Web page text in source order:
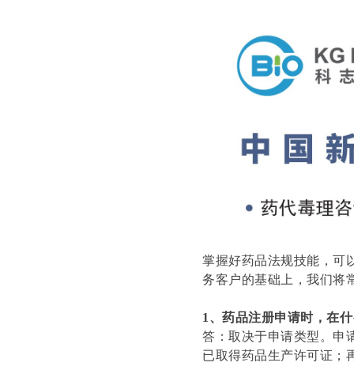
掌握好药品法规技能，可
务客户的基础上，我们将
1、药品注册申请时，在
答：取决于申请类型。申
已取得药品生产许可证；